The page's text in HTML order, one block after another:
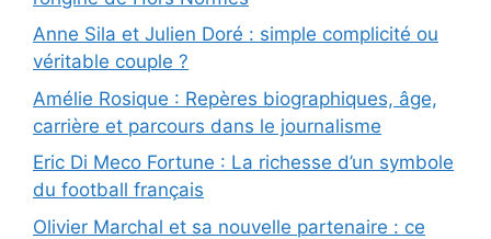
Anne Sila et Julien Doré : simple complicité ou
véritable couple ?
Amélie Rosique : Repères biographiques, âge,
carrière et parcours dans le journalisme
Eric Di Meco Fortune : La richesse d’un symbole
du football français
Olivier Marchal et sa nouvelle partenaire : ce